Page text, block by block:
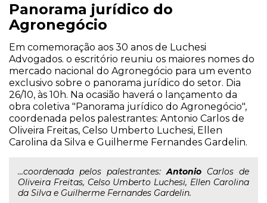
Panorama jurídico do
Agronegócio
Em comemoração aos 30 anos de Luchesi
Advogados. o escritório reuniu os maiores nomes do
mercado nacional do Agronegócio para um evento
exclusivo sobre o panorama jurídico do setor. Dia
26/10, às 10h. Na ocasião haverá o lançamento da
obra coletiva "Panorama jurídico do Agronegócio",
coordenada pelos palestrantes: Antonio Carlos de
Oliveira Freitas, Celso Umberto Luchesi, Ellen
Carolina da Silva e Guilherme Fernandes Gardelin.
...coordenada pelos palestrantes:Antonio Carlos de
Oliveira Freitas, Celso Umberto Luchesi, Ellen Carolina
da Silva e Guilherme Fernandes Gardelin.